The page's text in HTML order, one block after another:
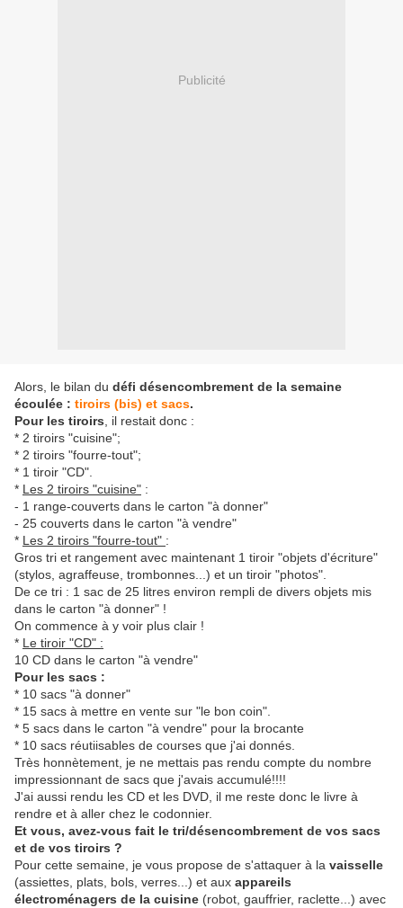
Publicité
Alors, le bilan du défi désencombrement de la semaine
écoulée : tiroirs (bis) et sacs.
Pour les tiroirs , il restait donc :
* 2 tiroirs "cuisine";
* 2 tiroirs "fourre-tout";
* 1 tiroir "CD".
* Les 2 tiroirs "cuisine" :
- 1 range-couverts dans le carton "à donner"
- 25 couverts dans le carton "à vendre"
* Les 2 tiroirs "fourre-tout" :
Gros tri et rangement avec maintenant 1 tiroir "objets d'écriture"
(stylos, agraffeuse, trombonnes...) et un tiroir "photos".
De ce tri : 1 sac de 25 litres environ rempli de divers objets mis
dans le carton "à donner" !
On commence à y voir plus clair !
* Le tiroir "CD" :
10 CD dans le carton "à vendre"
Pour les sacs :
* 10 sacs "à donner"
* 15 sacs à mettre en vente sur "le bon coin".
* 5 sacs dans le carton "à vendre" pour la brocante
* 10 sacs réutiisables de courses que j'ai donnés.
Très honnètement, je ne mettais pas rendu compte du nombre
impressionnant de sacs que j'avais accumulé!!!!
J'ai aussi rendu les CD et les DVD, il me reste donc le livre à
rendre et à aller chez le codonnier.
Et vous, avez-vous fait le tri/désencombrement de vos sacs
et de vos tiroirs ?
Pour cette semaine, je vous propose de s'attaquer à la vaisselle
(assiettes, plats, bols, verres...) et aux appareils
électroménagers de la cuisine (robot, gauffrier, raclette...) avec